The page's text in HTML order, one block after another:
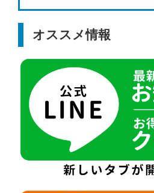
オススメ情報